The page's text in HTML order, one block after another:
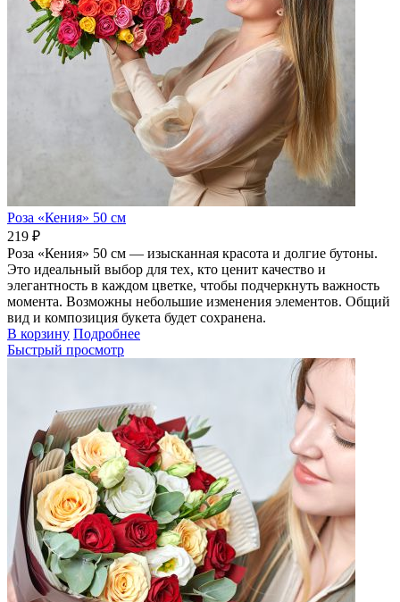
Роза «Кения» 50 см
219 ₽
Роза «Кения» 50 см — изысканная красота и долгие бутоны.
Это идеальный выбор для тех, кто ценит качество и
элегантность в каждом цветке, чтобы подчеркнуть важность
момента. Возможны небольшие изменения элементов. Общий
вид и композиция букета будет сохранена.
В корзину Подробнее
Быстрый просмотр